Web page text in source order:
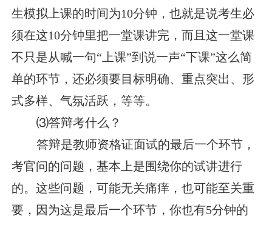
生模拟上课的时间为10分钟，也就是说考生必
须在这10分钟里把一堂课讲完，而且这一堂课
不只是从喊一句“上课”到说一声“下课”这么简
单的环节，还必须要目标明确、重点突出、形
式多样、气氛活跃，等等。
⑶答辩考什么？
答辩是教师资格证面试的最后一个环节，
考官问的问题，基本上是围绕你的试讲进行
的。这些问题，可能无关痛痒，也可能至关重
要，因为这是最后一个环节，你也有5分钟的